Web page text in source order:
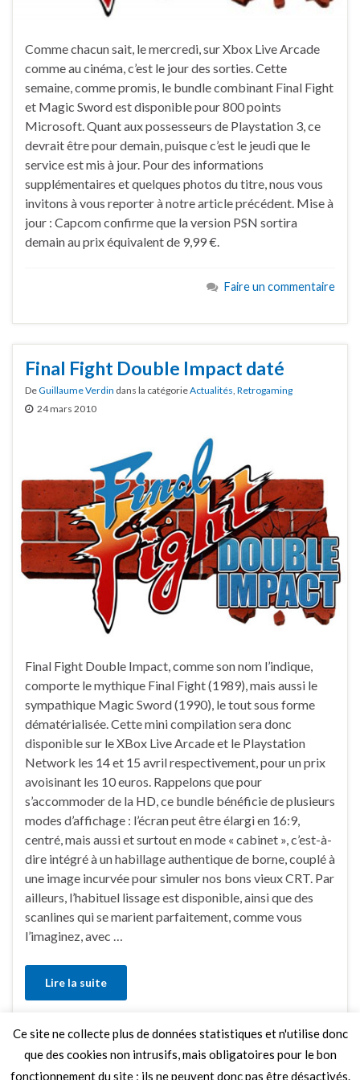
Comme chacun sait, le mercredi, sur Xbox Live Arcade
comme au cinéma, c’est le jour des sorties. Cette
semaine, comme promis, le bundle combinant Final Fight
et Magic Sword est disponible pour 800 points
Microsoft. Quant aux possesseurs de Playstation 3, ce
devrait être pour demain, puisque c’est le jeudi que le
service est mis à jour. Pour des informations
supplémentaires et quelques photos du titre, nous vous
invitons à vous reporter à notre article précédent. Mise à
jour : Capcom confirme que la version PSN sortira
demain au prix équivalent de 9,99 €.
Faire un commentaire
Final Fight Double Impact daté
DeGuillaume Verdin dans la catégorieActualités Retrogaming
24 mars 2010
Final Fight Double Impact, comme son nom l’indique,
comporte le mythique Final Fight (1989), mais aussi le
sympathique Magic Sword (1990), le tout sous forme
dématérialisée. Cette mini compilation sera donc
disponible sur le XBox Live Arcade et le Playstation
Network les 14 et 15 avril respectivement, pour un prix
avoisinant les 10 euros. Rappelons que pour
s’accommoder de la HD, ce bundle bénéficie de plusieurs
modes d’affichage : l’écran peut être élargi en 16:9,
centré, mais aussi et surtout en mode « cabinet », c’est-à-
dire intégré à un habillage authentique de borne, couplé à
une image incurvée pour simuler nos bons vieux CRT. Par
ailleurs, l’habituel lissage est disponible, ainsi que des
scanlines qui se marient parfaitement, comme vous
l’imaginez, avec …
Lire la suite
Faire un commentaire
Ce site ne collecte plus de données statistiques et n'utilise donc
que des cookies non intrusifs, mais obligatoires pour le bon
fonctionnement du site ; ils ne peuvent donc pas être désactivés.